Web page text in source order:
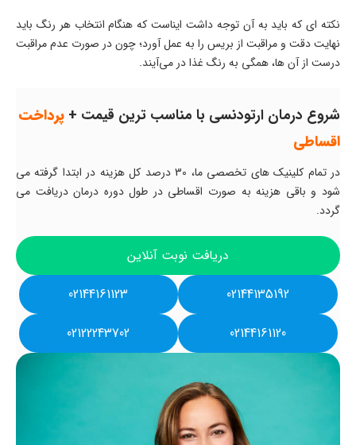
نکته ای که باید به آن توجه داشت ایناست که هنگام انتخاب هر رنگ باید
نهایت دقت و مراقبت از بریس را به عمل آورد؛ چون در صورت عدم مراقبت
درست از آن ها، همگی به رنگ غذا در می‌آیند.
شروع درمان ارتودنسی با مناسب ترین قیمت + پرداخت
اقساطی
در تمام کلینیک های تخصصی ما، 30 درصد کل هزینه در ابتدا گرفته می
شود و باقی هزینه به صورت اقساطی در طول دوره درمان دریافت می
گردد.
دریافت نوبت آنلاین
02144135192
02144161123
02144161120
02122243702